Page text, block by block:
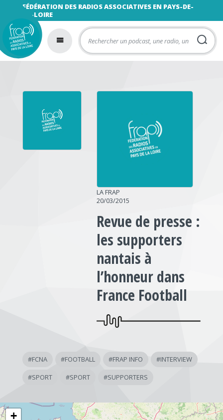
FÉDÉRATION DES RADIOS ASSOCIATIVES EN PAYS-DE-
LA-LOIRE
LA FRAP
20/03/2015
Revue de presse :
les supporters
nantais à
l’honneur dans
France Football
#FCNA #FOOTBALL #FRAP INFO #INTERVIEW
#SPORT #SPORT #SUPPORTERS
+